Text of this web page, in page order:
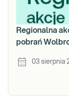
Regionalna
pobrań
03 sierpnia